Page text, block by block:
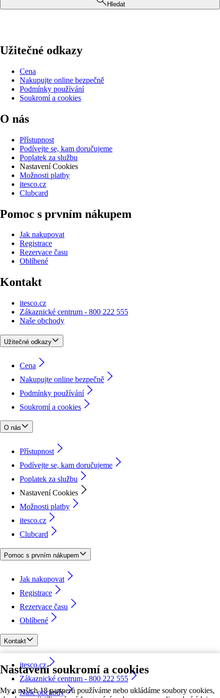
Nastavení soukromí a cookies
My a našich 18 partnerů používáme nebo ukládáme soubory cookies,
Hledat
Užitečné odkazy
Cena
Nakupujte online bezpečně
Podmínky používání
Soukromí a cookies
O nás
Přístupnost
Podívejte se, kam doručujeme
Poplatek za službu
Nastavení Cookies
Možnosti platby
itesco.cz
Clubcard
Pomoc s prvním nákupem
Jak nakupovat
Registrace
Rezervace času
Oblíbené
Kontakt
itesco.cz
Zákaznické centrum - 800 222 555
Naše obchody
Užitečné odkazy
Cena
Nakupujte online bezpečně
Podmínky používání
Soukromí a cookies
O nás
Přístupnost
Podívejte se, kam doručujeme
Poplatek za službu
Nastavení Cookies
Možnosti platby
itesco.cz
Clubcard
Pomoc s prvním nákupem
Jak nakupovat
Registrace
Rezervace času
Oblíbené
Kontakt
itesco.cz
Zákaznické centrum - 800 222 555
Naše obchody